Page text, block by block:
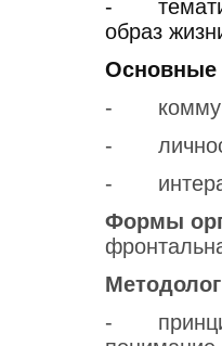
-
образ
Основные
-
-
-
Формы
-